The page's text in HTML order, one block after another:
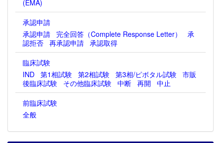
(EMA)
承認申請
承認申請
完全回答（Complete Response Letter）
承
認拒否 再承認申請 承認取得
臨床試験
IND 第1相試験 第2相試験 第3相/ピボタル試験 市販
後臨床試験
その他臨床試験 中断 再開
中止
前臨床試験
全般